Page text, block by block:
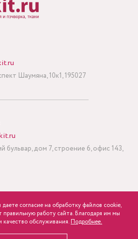
Минимальный заказ ткани от 3 метров
Шаумяна, 10к1, 195027
бульвар, дом 7, строение 6, офис 143,
конфиденциальности
НА НОВОСТИ
согласие на обработку файлов cookie,
работу сайта. Благодаря им мы
качество обслуживания. Подробнее.